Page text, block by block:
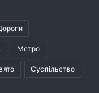
Метро
Суспільство